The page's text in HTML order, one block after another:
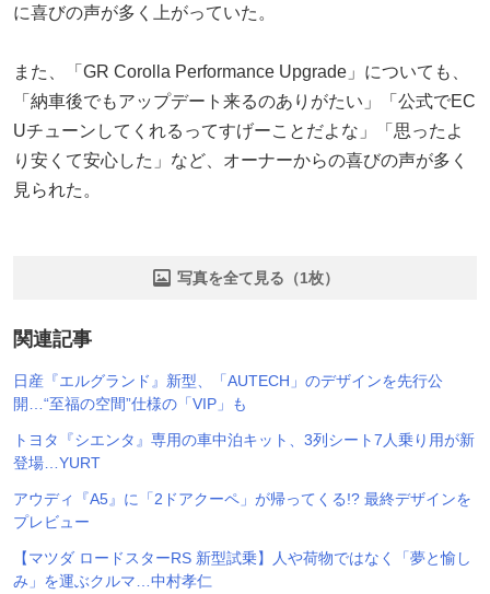
に喜びの声が多く上がっていた。
また、「GR Corolla Performance Upgrade」についても、
「納車後でもアップデート来るのありがたい」「公式でEC
Uチューンしてくれるってすげーことだよな」「思ったよ
り安くて安心した」など、オーナーからの喜びの声が多く
見られた。
写真を全て見る（1枚）
関連記事
日産『エルグランド』新型、「AUTECH」のデザインを先行公
開…“至福の空間”仕様の「VIP」も
トヨタ『シエンタ』専用の車中泊キット、3列シート7人乗り用が新
登場…YURT
アウディ『A5』に「2ドアクーペ」が帰ってくる!? 最終デザインを
プレビュー
【マツダ ロードスターRS 新型試乗】人や荷物ではなく「夢と愉し
み」を運ぶクルマ…中村孝仁